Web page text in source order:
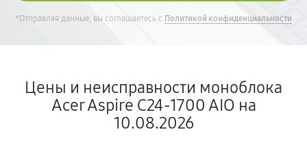
*Отправляя данные, вы соглашаетесь с Политикой конфиденциальности
Цены и неисправности моноблока
Acer Aspire C24‑1700 AIO на
10.08.2026